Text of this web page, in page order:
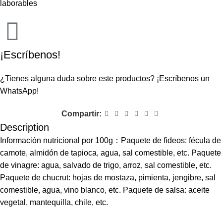
laborables
¡Escríbenos!
¿Tienes alguna duda sobre este productos? ¡Escríbenos un
WhatsApp!
Compartir:
Description
Información nutricional por 100g：Paquete de fideos: fécula de
camote, almidón de tapioca, agua, sal comestible, etc. Paquete
de vinagre: agua, salvado de trigo, arroz, sal comestible, etc.
Paquete de chucrut: hojas de mostaza, pimienta, jengibre, sal
comestible, agua, vino blanco, etc. Paquete de salsa: aceite
vegetal, mantequilla, chile, etc.